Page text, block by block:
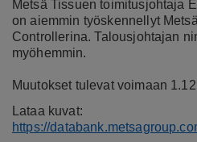
Metsä Tissuen toimitusjohtaja
on aiemmin työskennellyt
Controllerina. Talousjohtajan
myöhemmin.
Muutokset tulevat voimaan
Lataa kuvat:
https://